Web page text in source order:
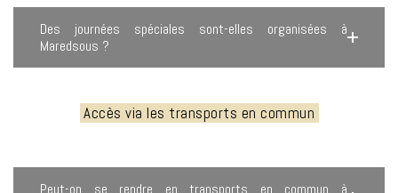
Des journées spéciales sont-elles organisées à
Maredsous ?
Accès via les transports en commun
Peut-on se rendre en transports en commun à